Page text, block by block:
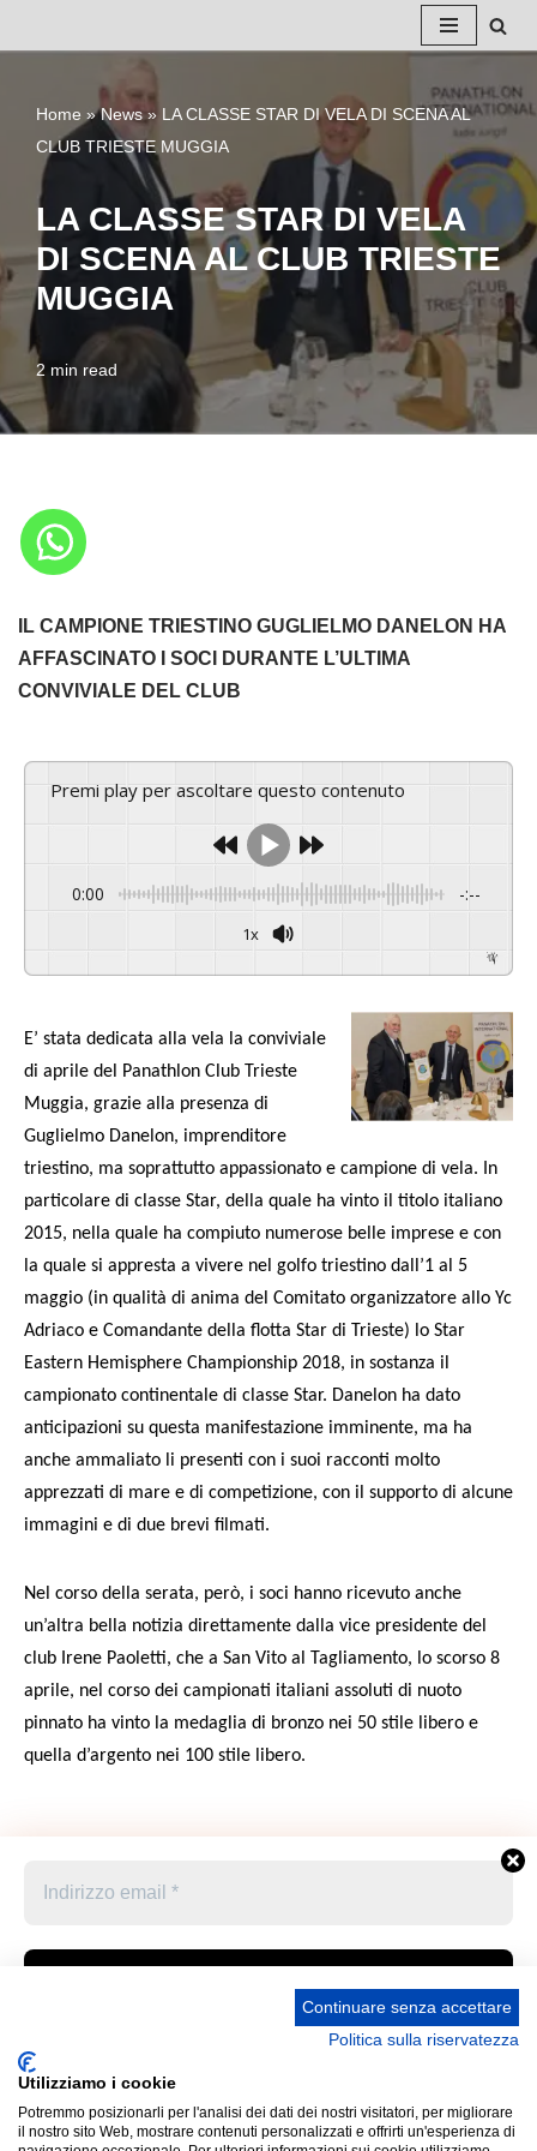
contenuto
Home »News» LA CLASSE STAR DI VELA DI SCENA AL
CLUB TRIESTE MUGGIA
LA CLASSE STAR DI VELA
DI SCENA AL CLUB TRIESTE
MUGGIA
2 min read
IL CAMPIONE TRIESTINO GUGLIELMO DANELON HA
AFFASCINATO I SOCI DURANTE L’ULTIMA
CONVIVIALE DEL CLUB
Premi play per ascoltare questo contenuto
0:00 -:--
1x
GSpeech
E’ stata dedicata alla vela la conviviale
di aprile del Panathlon Club Trieste
Muggia, grazie alla presenza di
Guglielmo Danelon, imprenditore
triestino, ma soprattutto appassionato e campione di vela. In
particolare di classe Star, della quale ha vinto il titolo italiano
2015, nella quale ha compiuto numerose belle imprese e con
la quale si appresta a vivere nel golfo triestino dall’1 al 5
maggio (in qualità di anima del Comitato organizzatore allo Yc
Adriaco e Comandante della flotta Star di Trieste) lo Star
Eastern Hemisphere Championship 2018, in sostanza il
campionato continentale di classe Star. Danelon ha dato
anticipazioni su questa manifestazione imminente, ma ha
anche ammaliato li presenti con i suoi racconti molto
apprezzati di mare e di competizione, con il supporto di alcune
immagini e di due brevi filmati.
Nel corso della serata, però, i soci hanno ricevuto anche
un’altra bella notizia direttamente dalla vice presidente del
club Irene Paoletti, che a San Vito al Tagliamento, lo scorso 8
aprile, nel corso dei campionati italiani assoluti di nuoto
pinnato ha vinto la medaglia di bronzo nei 50 stile libero e
quella d’argento nei 100 stile libero.
Accetto le condizioni generali e di ricevere le
newsletter
Cliccando qui sopra per inviare questo modulo, sei consapevole
Privacy Policy –
UNIONE STAMPA SPORTIVA ITALIANA GRUPPO
FRIULI VENEZIA GIULIA “MARCO LUCHETTA” Corso
Italia 13 34121 Trieste (Ts) Telefono 040 370371 Codice
Continuare senza accettare
Politica sulla riservatezza
Utilizziamo i cookie
Potremmo posizionarli per l'analisi dei dati dei nostri visitatori, per migliorare
il nostro sito Web, mostrare contenuti personalizzati e offrirti un'esperienza di